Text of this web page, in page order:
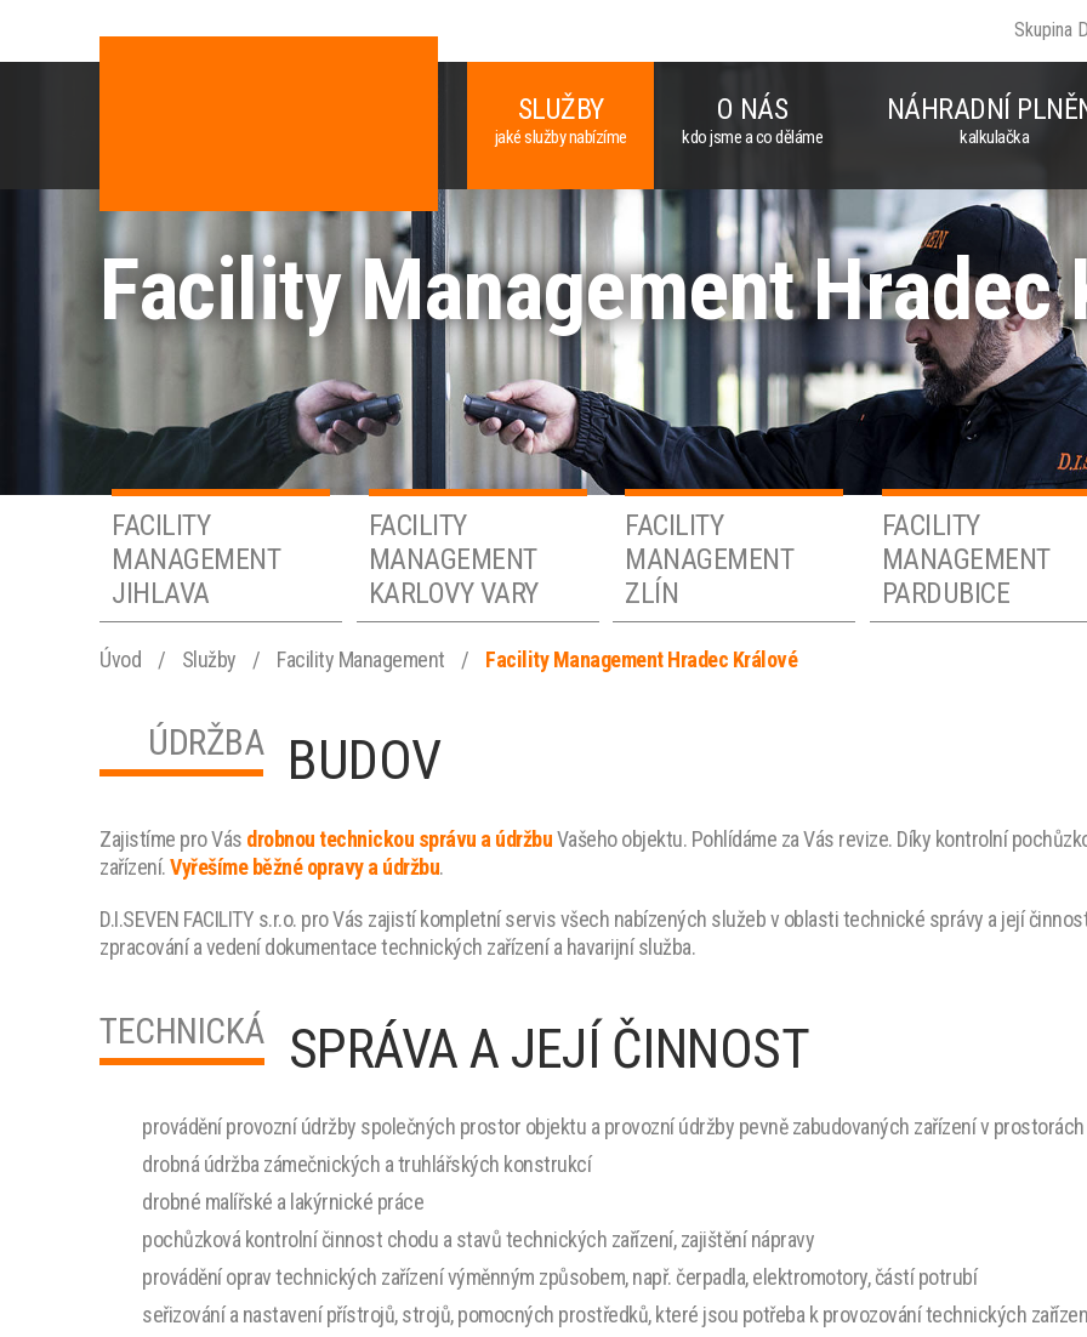
Skupina
Facility Management Hradec
SLUŽBY
jaké služby nabízíme
O NÁS
kdo jsme a co děláme
NÁHRADNÍ
kalkulačka
FACILITY
MANAGEMENT
JIHLAVA
FACILITY
MANAGEMENT
KARLOVY VARY
FACILITY
MANAGEMENT
ZLÍN
FACILITY
MANAGEMENT
PARDUBICE
MANAGEMENT
ČESKÉ
BUDĚJOVICE
FACILITY
ÚSTÍ NAD LABEM
FACILITY
MANAGEMENT
OSTRAVA
FACILITY
MANAGEMENT
BRNO
FACILITY
STŘEDNÍ ČECHY
FACILITY
PRAHA
Úvod / Služby / Facility Management / Facility Management Hradec Králové
ÚDRŽBA BUDOV
Zajistíme pro Vás drobnou technickou správu a údržbuVašeho objektu. Pohlídáme za Vás revize. Díky kontrolní
zařízení.Vyřešíme běžné opravy a údržbu.
D.I.SEVEN FACILITY s.r.o. pro Vás zajistí kompletní servis všech nabízených služeb v oblasti technické správy a její
zpracování a vedení dokumentace technických zařízení a havarijní služba.
TECHNICKÁ SPRÁVA A JEJÍ ČINNOST
provádění provozní údržby společných prostor objektu a provozní údržby pevně zabudovaných zařízení v
drobná údržba zámečnických a truhlářských konstrukcí
drobné malířské a lakýrnické práce
pochůzková kontrolní činnost chodu a stavů technických zařízení, zajištění nápravy
provádění oprav technických zařízení výměnným způsobem, např. čerpadla, elektromotory, částí potrubí
seřizování a nastavení přístrojů, strojů, pomocných prostředků, které jsou potřeba k provozování technických